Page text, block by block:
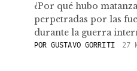
¿Por qué hubo
perpetradas por las
durante la guerra
POR GUSTAVO GORRITI 27